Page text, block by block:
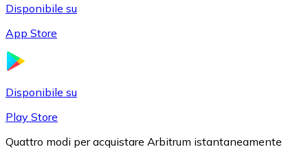
Disponibile su
App Store
Disponibile su
Play Store
Quattro modi per acquistare Arbitrum istantaneamente